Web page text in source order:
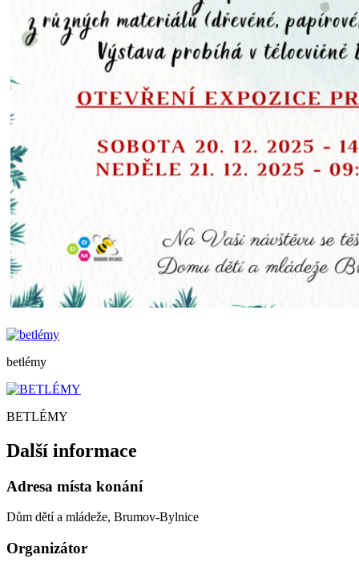
betlémy
BETLÉMY
Další informace
Adresa místa konání
Dům dětí a mládeže, Brumov-Bylnice
Organizátor